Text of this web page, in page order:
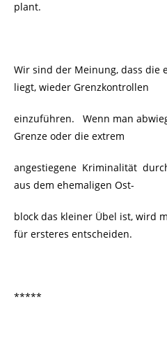
plant.
Wir sind der Meinung, dass die
liegt, wieder Grenzkontrollen
einzuführen. Wenn man
Grenze oder die extrem
angestiegene Kriminalität
aus dem ehemaligen Ost-
block das kleiner Übel ist, wird
für ersteres entscheiden.
*****